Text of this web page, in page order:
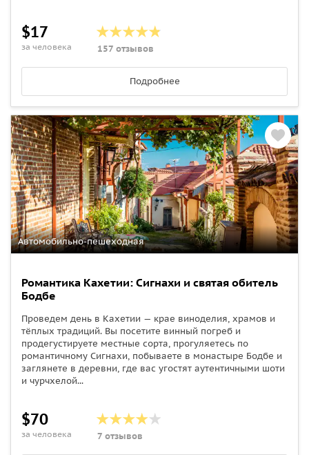
$17
за человека 157 отзывов
Подробнее
Автомобильно-пешеходная
Романтика Кахетии: Сигнахи и святая обитель
Бодбе
Проведем день в Кахетии — крае виноделия, храмов и
тёплых традиций. Вы посетите винный погреб и
продегустируете местные сорта, прогуляетесь по
романтичному Сигнахи, побываете в монастыре Бодбе и
заглянете в деревни, где вас угостят аутентичными шоти
и чурчхелой...
$70
за человека 7 отзывов